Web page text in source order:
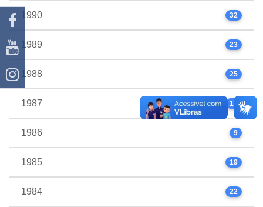
1990 32
1989 23
1988 25
1987 17
1986 9
1985 19
1984 22